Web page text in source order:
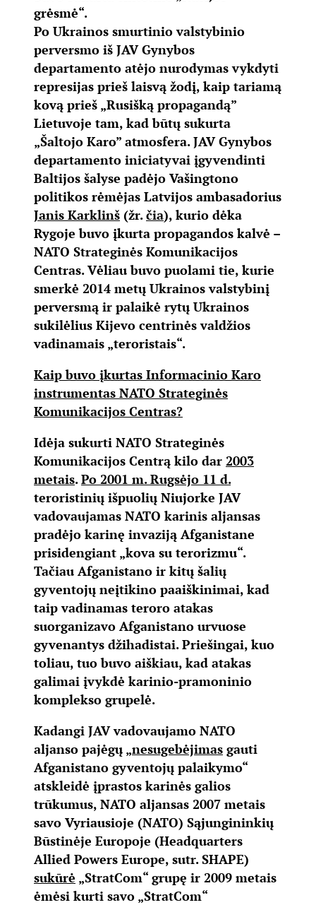
grėsmė“.
Po Ukrainos smurtinio valstybinio
perversmo iš JAV Gynybos
departamento atėjo nurodymas vykdyti
represijas prieš laisvą žodį, kaip tariamą
kovą prieš „Rusišką propagandą”
Lietuvoje tam, kad būtų sukurta
„Šaltojo Karo” atmosfera. JAV Gynybos
departamento iniciatyvai įgyvendinti
Baltijos šalyse padėjo Vašingtono
politikos rėmėjas Latvijos ambasadorius
Janis Karklinš (žr.čia), kurio dėka
Rygoje buvo įkurta propagandos kalvė –
NATO Strateginės Komunikacijos
Centras. Vėliau buvo puolami tie, kurie
smerkė 2014 metų Ukrainos valstybinį
perversmą ir palaikė rytų Ukrainos
sukilėlius Kijevo centrinės valdžios
vadinamais „teroristais“.
Kaip buvo įkurtas Informacinio Karo
instrumentas NATO Strateginės
Komunikacijos Centras?
Idėja sukurti NATO Strateginės
Komunikacijos Centrą kilo dar 2003
metais.Po 2001 m. Rugsėjo 11 d.
teroristinių išpuolių Niujorke JAV
vadovaujamas NATO karinis aljansas
pradėjo karinę invaziją Afganistane
prisidengiant „kova su terorizmu“.
Tačiau Afganistano ir kitų šalių
gyventojų neįtikino paaiškinimai, kad
taip vadinamas teroro atakas
suorganizavo Afganistano urvuose
gyvenantys džihadistai. Priešingai, kuo
toliau, tuo buvo aiškiau, kad atakas
galimai įvykdė karinio-pramoninio
komplekso grupelė.
Kadangi JAV vadovaujamo NATO
aljanso pajėgų „nesugebėjimas gauti
Afganistano gyventojų palaikymo“
atskleidė įprastos karinės galios
trūkumus, NATO aljansas 2007 metais
savo Vyriausioje (NATO) Sąjungininkių
Būstinėje Europoje (Headquarters
Allied Powers Europe, sutr. SHAPE)
sukūrė „StratCom“ grupę ir 2009 metais
ėmėsi kurti savo „StratCom“